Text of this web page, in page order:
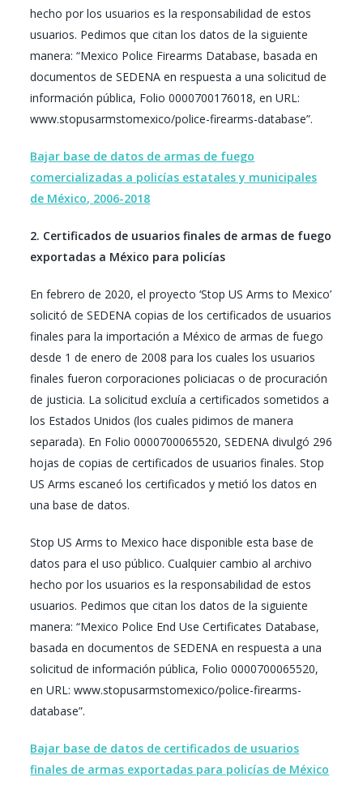
hecho por los usuarios es la responsabilidad de estos
usuarios. Pedimos que citan los datos de la siguiente
manera: “Mexico Police Firearms Database, basada en
documentos de SEDENA en respuesta a una solicitud de
información pública, Folio 0000700176018, en URL:
www.stopusarmstomexico/police-firearms-database”.
Bajar base de datos de armas de fuego
comercializadas a policías estatales y municipales
de México, 2006-2018
2. Certificados de usuarios finales de armas de fuego
exportadas a México para policías
En febrero de 2020, el proyecto ‘Stop US Arms to Mexico’
solicitó de SEDENA copias de los certificados de usuarios
finales para la importación a México de armas de fuego
desde 1 de enero de 2008 para los cuales los usuarios
finales fueron corporaciones policiacas o de procuración
de justicia. La solicitud excluía a certificados sometidos a
los Estados Unidos (los cuales pidimos de manera
separada). En Folio 0000700065520, SEDENA divulgó 296
hojas de copias de certificados de usuarios finales. Stop
US Arms escaneó los certificados y metió los datos en
una base de datos.
Stop US Arms to Mexico hace disponible esta base de
datos para el uso público. Cualquier cambio al archivo
hecho por los usuarios es la responsabilidad de estos
usuarios. Pedimos que citan los datos de la siguiente
manera: “Mexico Police End Use Certificates Database,
basada en documentos de SEDENA en respuesta a una
solicitud de información pública, Folio 0000700065520,
en URL: www.stopusarmstomexico/police-firearms-
database”.
Bajar base de datos de certificados de usuarios
finales de armas exportadas para policías de México